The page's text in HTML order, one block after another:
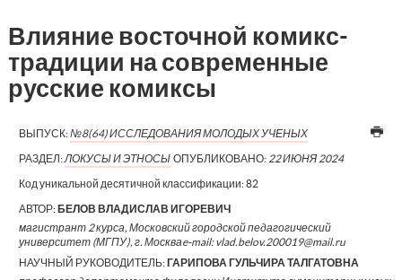
Влияние восточной комикс-
традиции на современные
русские комиксы
ВЫПУСК:№8(64) ИССЛЕДОВАНИЯ МОЛОДЫХ УЧЕНЫХ
РАЗДЕЛ:ЛОКУСЫ И ЭТНОСЫ ОПУБЛИКОВАНО: 22 ИЮНЯ 2024
Код уникальной десятичной классификации:82
АВТОР:БЕЛОВ ВЛАДИСЛАВ ИГОРЕВИЧ
магистрант 2 курса, Московский городской педагогический
университет (МГПУ), г. Москваe-mail: vlad.belov.200019@mail.ru
НАУЧНЫЙ РУКОВОДИТЕЛЬ:ГАРИПОВА ГУЛЬЧИРА ТАЛГАТОВНА